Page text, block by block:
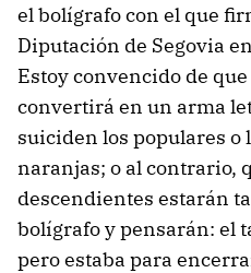
el bolígrafo con el que
Diputación de Segovia
Estoy convencido de
convertirá en un arma
suiciden los populares o
naranjas; o al contrario,
descendientes estarán
bolígrafo y pensarán: el
pero estaba para